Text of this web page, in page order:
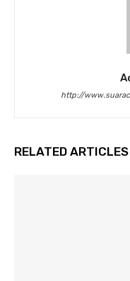
http://
RELATED ARTICLES